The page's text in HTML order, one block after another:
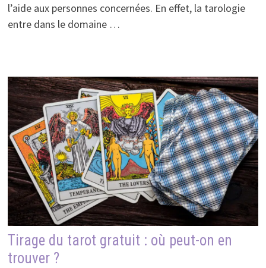
l’aide aux personnes concernées. En effet, la tarologie
entre dans le domaine …
Tirage du tarot gratuit : où peut-on en
trouver ?